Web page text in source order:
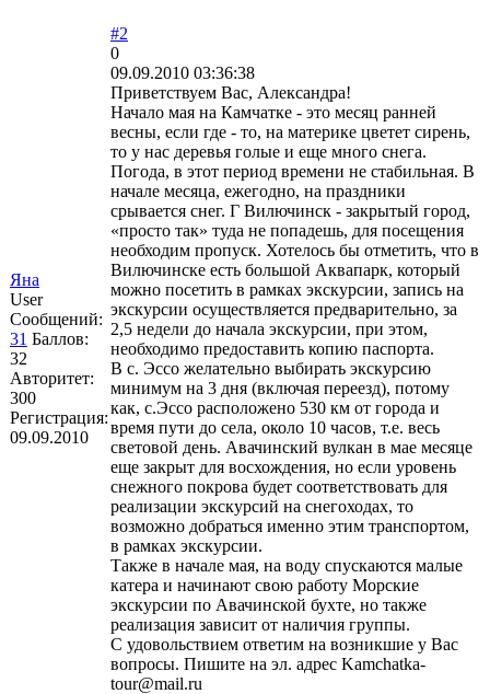
Яна
User
Сообщений:
31 Баллов:
32
Авторитет:
300
Регистрация:
09.09.2010
#2
0
09.09.2010 03:36:38
Приветствуем Вас, Александра!
Начало мая на Камчатке - это месяц ранней
весны, если где - то, на материке цветет сирень,
то у нас деревья голые и еще много снега.
Погода, в этот период времени не стабильная. В
начале месяца, ежегодно, на праздники
срывается снег. Г Вилючинск - закрытый город,
«просто так» туда не попадешь, для посещения
необходим пропуск. Хотелось бы отметить, что в
Вилючинске есть большой Аквапарк, который
можно посетить в рамках экскурсии, запись на
экскурсии осуществляется предварительно, за
2,5 недели до начала экскурсии, при этом,
необходимо предоставить копию паспорта.
В с. Эссо желательно выбирать экскурсию
минимум на 3 дня (включая переезд), потому
как, с.Эссо расположено 530 км от города и
время пути до села, около 10 часов, т.е. весь
световой день. Авачинский вулкан в мае месяце
еще закрыт для восхождения, но если уровень
снежного покрова будет соответствовать для
реализации экскурсий на снегоходах, то
возможно добраться именно этим транспортом,
в рамках экскурсии.
Также в начале мая, на воду спускаются малые
катера и начинают свою работу Морские
экскурсии по Авачинской бухте, но также
реализация зависит от наличия группы.
С удовольствием ответим на возникшие у Вас
вопросы. Пишите на эл. адрес Kamchatka-
tour@mail.ru